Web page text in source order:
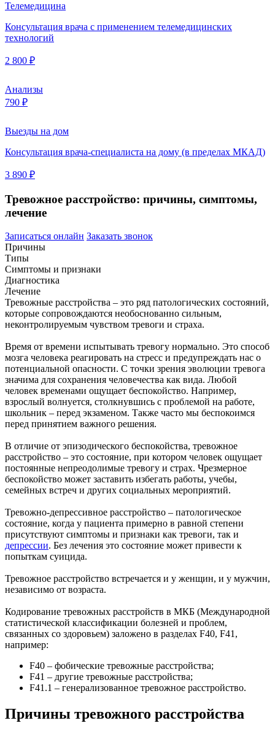
Телемедицина
Консультация врача с применением телемедицинских
технологий
2 800 ₽
Анализы
790 ₽
Выезды на дом
Консультация врача-специалиста на дому (в пределах МКАД)
3 890 ₽
Тревожное расстройство: причины, симптомы,
лечение
Записаться онлайн Заказать звонок
Причины
Типы
Симптомы и признаки
Диагностика
Лечение
Тревожные расстройства – это ряд патологических состояний,
которые сопровождаются необоснованно сильным,
неконтролируемым чувством тревоги и страха.
Время от времени испытывать тревогу нормально. Это способ
мозга человека реагировать на стресс и предупреждать нас о
потенциальной опасности. С точки зрения эволюции тревога
значима для сохранения человечества как вида. Любой
человек временами ощущает беспокойство. Например,
взрослый волнуется, столкнувшись с проблемой на работе,
школьник – перед экзаменом. Также часто мы беспокоимся
перед принятием важного решения.
В отличие от эпизодического беспокойства, тревожное
расстройство – это состояние, при котором человек ощущает
постоянные непреодолимые тревогу и страх. Чрезмерное
беспокойство может заставить избегать работы, учебы,
семейных встреч и других социальных мероприятий.
Тревожно-депрессивное расстройство – патологическое
состояние, когда у пациента примерно в равной степени
присутствуют симптомы и признаки как тревоги, так и
депрессии. Без лечения это состояние может привести к
попыткам суицида.
Тревожное расстройство встречается и у женщин, и у мужчин,
независимо от возраста.
Кодирование тревожных расстройств в МКБ (Международной
статистической классификации болезней и проблем,
связанных со здоровьем) заложено в разделах F40, F41,
например:
F40 – фобические тревожные расстройства;
F41 – другие тревожные расстройства;
F41.1 – генерализованное тревожное расстройство.
Причины тревожного расстройства